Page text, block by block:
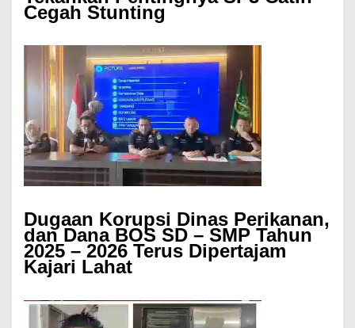
Cegah Stunting
Dugaan Korupsi Dinas Perikanan,
dan Dana BOS SD – SMP Tahun
2025 – 2026 Terus Dipertajam
Kajari Lahat